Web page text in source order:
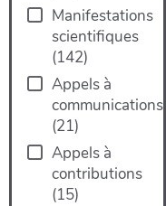
Manifestations
scientifiques
(142)
Appels à
communications
(21)
Appels à
contributions
(15)